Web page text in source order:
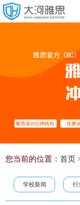
您当前的位置：首页
学校新闻 行